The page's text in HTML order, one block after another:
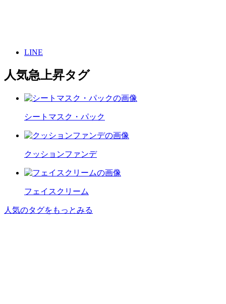
LINE
人気急上昇タグ
シートマスク・パック
クッションファンデ
フェイスクリーム
人気のタグをもっとみる